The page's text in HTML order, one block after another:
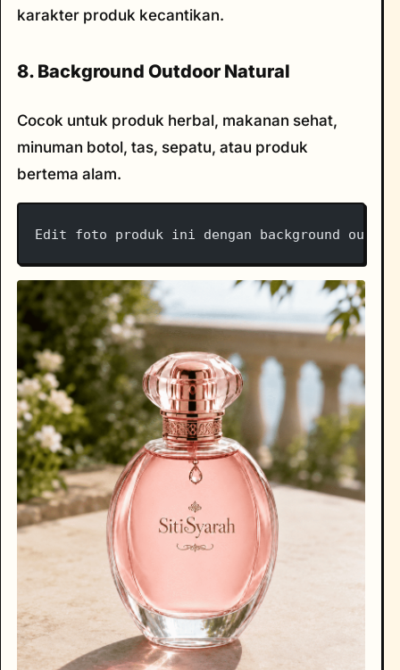
karakter produk kecantikan.
8. Background Outdoor Natural
Cocok untuk produk herbal, makanan sehat,
minuman botol, tas, sepatu, atau produk
bertema alam.
Edit foto produk ini dengan background